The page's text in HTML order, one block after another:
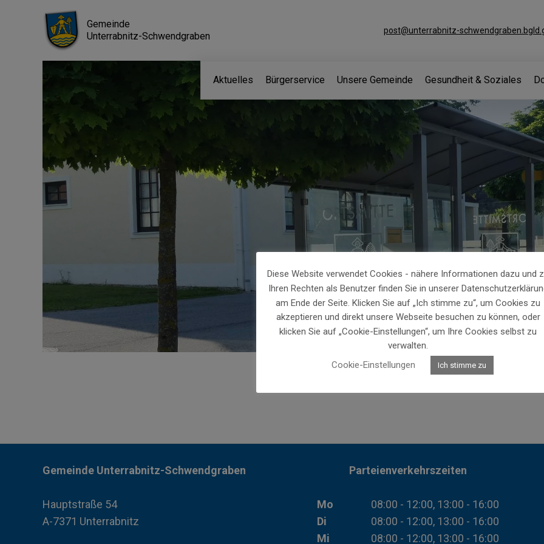
Gemeinde
Unterrabnitz-Schwendgraben
post@unterrabnitz-
Aktuelles Bürgerservice Unsere Gemeinde Gesundheit & Soziales
Gemeinde Unterrabnitz-Schwendgraben
Hauptstraße 54
A-7371 Unterrabnitz
Parteienverkehrszeiten
Mo
08:00 - 12:00, 13:00 - 16:00
Di
08:00 - 12:00, 13:00 - 16:00
Mi
08:00 - 12:00, 13:00 - 16:00
Diese Website verwendet Cookies - nähere Informationen dazu und
Ihren Rechten als Benutzer finden Sie in unserer
am Ende der Seite. Klicken Sie auf „Ich stimme zu“, um Cookies zu
akzeptieren und direkt unsere Webseite besuchen zu können, oder
klicken Sie auf „Cookie-Einstellungen“, um Ihre Cookies selbst zu
verwalten.
Cookie-Einstellungen
Ich stimme zu